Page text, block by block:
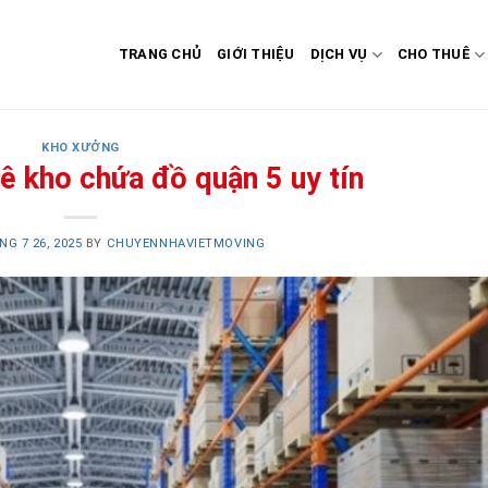
TRANG CHỦ GIỚI THIỆU DỊCH VỤ CHO THUÊ
KHO XƯỞNG
kho chứa đồ quận 5 uy tín
7 26, 2025 BY CHUYENNHAVIETMOVING